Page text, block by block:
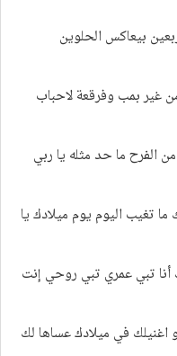
بيعاكس الحلوين
غير بمب وفرقعة لاحباب
الفرح ما حد مثله يا ربي
تغيب اليوم يوم ميلادك يا
تبي عمري تبي روحي إنت
اغنيلك في ميلادك عساها لك